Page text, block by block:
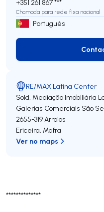
**************
+351 261 867 ***
Chamada para rede fixa nacional
Português
RE/MAX Latina Center
Sold, Mediação Imobiliária
Galerias Comerciais São
2655-319Arroios
Ericeira, Mafra
Ver no maps